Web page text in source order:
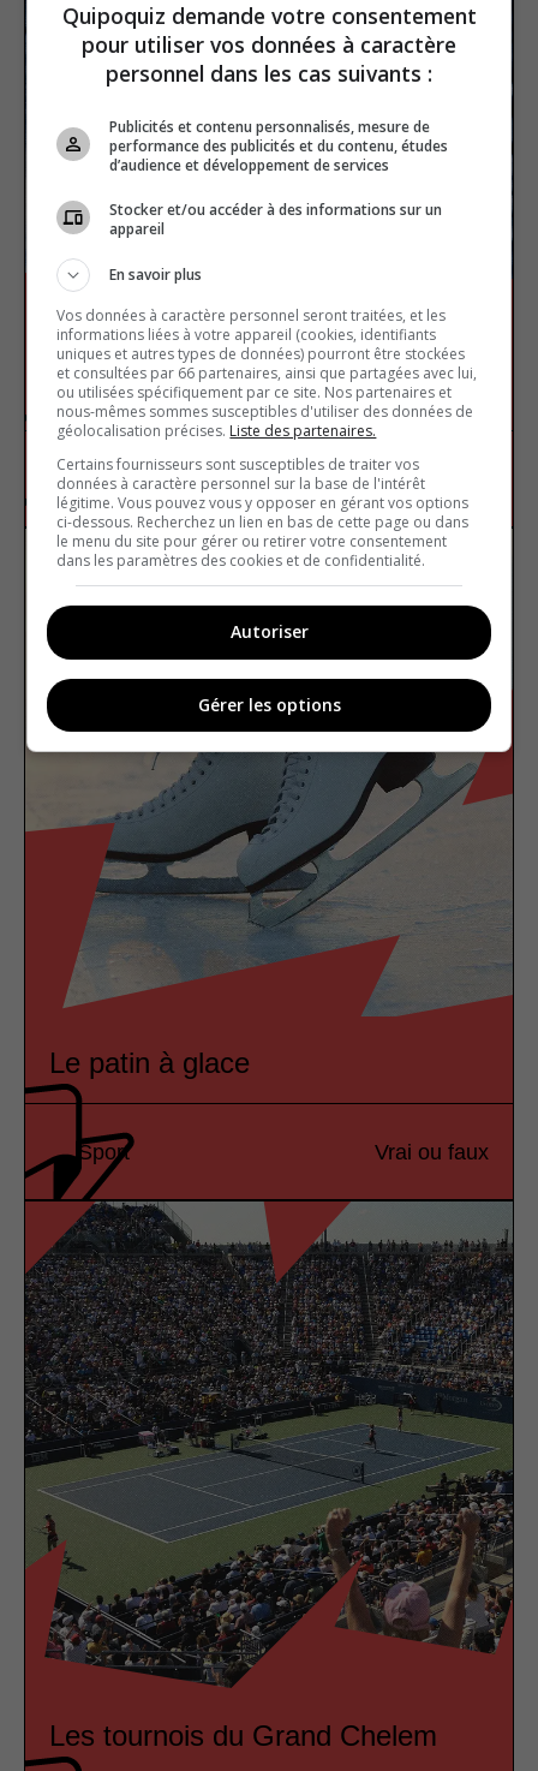
Le ski alpin
Sport Vrai ou faux
Le patin à glace
Sport Vrai ou faux
Les tournois du Grand Chelem
Quipoquiz demande votre consentement
pour utiliser vos données à caractère
personnel dans les cas suivants :
Publicités et contenu personnalisés, mesure de
performance des publicités et du contenu, études
d’audience et développement de services
Stocker et/ou accéder à des informations sur un
appareil
En savoir plus
Vos données à caractère personnel seront traitées, et les
informations liées à votre appareil (cookies, identifiants
uniques et autres types de données) pourront être stockées
et consultées par 66 partenaires, ainsi que partagées avec lui,
ou utilisées spécifiquement par ce site. Nos partenaires et
nous-mêmes sommes susceptibles d'utiliser des données de
géolocalisation précises. Liste des partenaires.
Certains fournisseurs sont susceptibles de traiter vos
données à caractère personnel sur la base de l'intérêt
légitime. Vous pouvez vous y opposer en gérant vos options
ci-dessous. Recherchez un lien en bas de cette page ou dans
le menu du site pour gérer ou retirer votre consentement
dans les paramètres des cookies et de confidentialité.
Autoriser
Gérer les options